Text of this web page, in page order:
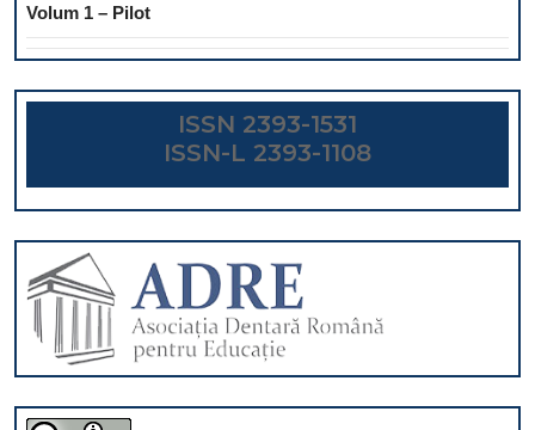
Volum 1 – Pilot
ISSN 2393-1531
ISSN-L 2393-1108